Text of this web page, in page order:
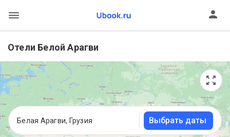
Отели Белой Арагви
Белая Арагви, Грузия Выбрать даты